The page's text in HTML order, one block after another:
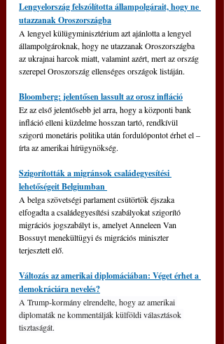
Lengyelország felszólította állampolgárait, hogy ne
utazzanak Oroszországba
A lengyel külügyminisztérium azt ajánlotta a lengyel
állampolgároknak, hogy ne utazzanak Oroszországba
az ukrajnai harcok miatt, valamint azért, mert az ország
szerepel Oroszország ellenséges országok listáján.
Bloomberg: jelentősen lassult az orosz infláció
Ez az első jelentősebb jel arra, hogy a központi bank
infláció elleni küzdelme hosszan tartó, rendkívül
szigorú monetáris politika után fordulópontot érhet el –
írta az amerikai hírügynökség.
Szigorították a migránsok családegyesítési
lehetőségeit Belgiumban
A belga szövetségi parlament csütörtök éjszaka
elfogadta a családegyesítési szabályokat szigorító
migrációs jogszabályt is, amelyet Anneleen Van
Bossuyt menekültügyi és migrációs miniszter
terjesztett elő.
Változás az amerikai diplomáciában: Véget érhet a
demokráciára nevelés?
A Trump-kormány elrendelte, hogy az amerikai
diplomaták ne kommentálják külföldi választások
tisztaságát.